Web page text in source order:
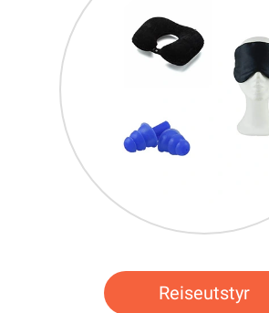
Reiseutstyr